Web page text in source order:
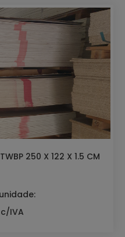
250 X 122 X 1.5 CM
IVA